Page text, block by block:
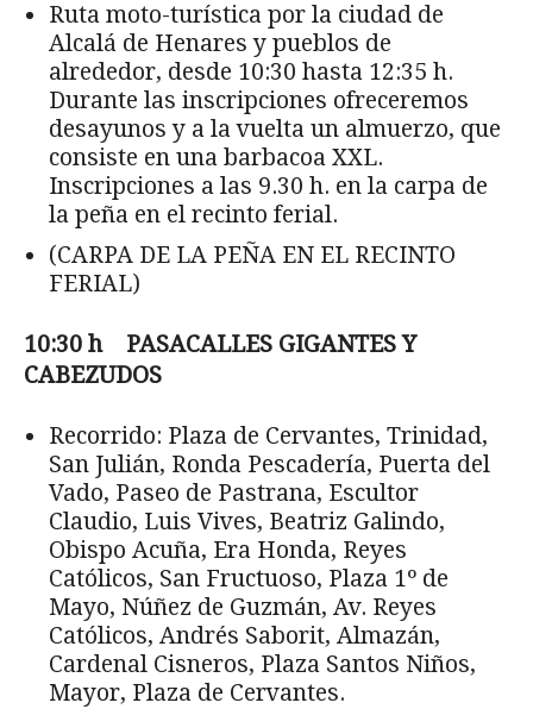
Ruta moto-turística por la ciudad de
Alcalá de Henares y pueblos de
alrededor, desde 10:30 hasta 12:35 h.
Durante las inscripciones ofreceremos
desayunos y a la vuelta un almuerzo, que
consiste en una barbacoa XXL.
Inscripciones a las 9.30 h. en la carpa de
la peña en el recinto ferial.
(CARPA DE LA PEÑA EN EL RECINTO
FERIAL)
10:30 h PASACALLES GIGANTES Y
CABEZUDOS
Recorrido: Plaza de Cervantes, Trinidad,
San Julián, Ronda Pescadería, Puerta del
Vado, Paseo de Pastrana, Escultor
Claudio, Luis Vives, Beatriz Galindo,
Obispo Acuña, Era Honda, Reyes
Católicos, San Fructuoso, Plaza 1º de
Mayo, Núñez de Guzmán, Av. Reyes
Católicos, Andrés Saborit, Almazán,
Cardenal Cisneros, Plaza Santos Niños,
Ma­yor, Plaza de Cervantes.